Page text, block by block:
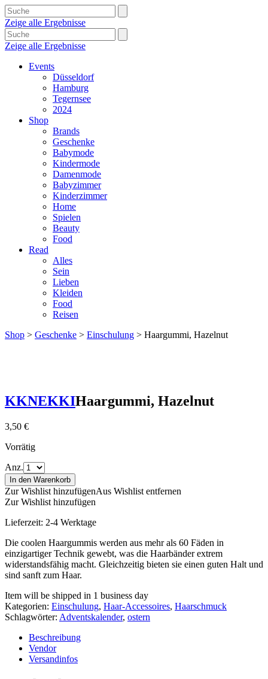
Zeige alle Ergebnisse
Zeige alle Ergebnisse
Events
Düsseldorf
Hamburg
Tegernsee
2024
Shop
Brands
Geschenke
Babymode
Kindermode
Damenmode
Babyzimmer
Kinderzimmer
Home
Spielen
Beauty
Food
Read
Alles
Sein
Lieben
Kleiden
Food
Reisen
Shop > Geschenke > Einschulung > Haargummi, Hazelnut
KKNEKKIHaargummi, Hazelnut
3,50 €
Vorrätig
Anz.
In den Warenkorb
Zur Wishlist hinzufügenAus Wishlist entfernen
Zur Wishlist hinzufügen
Lieferzeit: 2-4 Werktage
Die coolen Haargummis werden aus mehr als 60 Fäden in
einzigartiger Technik gewebt, was die Haarbänder extrem
widerstandsfähig macht. Gleichzeitig bieten sie einen guten Halt und
sind sanft zum Haar.
Item will be shipped in 1 business day
Kategorien: Einschulung, Haar-Accessoires, Haarschmuck
Schlagwörter: Adventskalender, ostern
Beschreibung
Vendor
Versandinfos